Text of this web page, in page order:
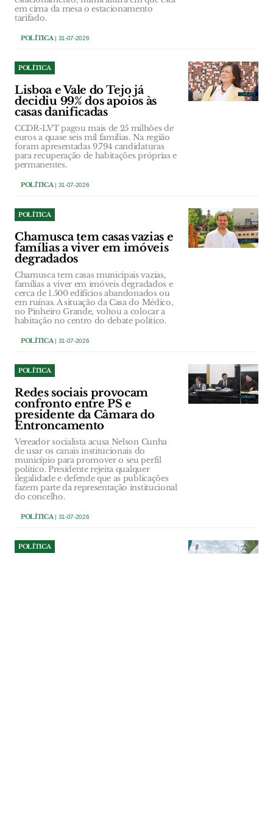
em cima da mesa o estacionamento
tarifado.
POLÍTICA| 31-07-2026
POLÍTICA
Lisboa e Vale do Tejo já
decidiu 99% dos apoios às
casas danificadas
CCDR-LVT pagou mais de 25 milhões de
euros a quase seis mil famílias. Na região
foram apresentadas 9.794 candidaturas
para recuperação de habitações próprias e
permanentes.
POLÍTICA| 31-07-2026
POLÍTICA
Chamusca tem casas vazias e
famílias a viver em imóveis
degradados
Chamusca tem casas municipais vazias,
famílias a viver em imóveis degradados e
cerca de 1.500 edifícios abandonados ou
em ruínas. A situação da Casa do Médico,
no Pinheiro Grande, voltou a colocar a
habitação no centro do debate político.
POLÍTICA| 31-07-2026
POLÍTICA
Redes sociais provocam
confronto entre PS e
presidente da Câmara do
Entroncamento
Vereador socialista acusa Nelson Cunha
de usar os canais institucionais do
município para promover o seu perfil
político. Presidente rejeita qualquer
ilegalidade e defende que as publicações
fazem parte da representação institucional
do concelho.
POLÍTICA| 31-07-2026
POLÍTICA